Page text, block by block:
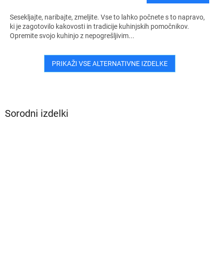
Sorodni izdelki
Sesekljajte, naribajte, zmeljite. Vse to lahko počnete s to napravo,
ki je zagotovilo kakovosti in tradicije kuhinjskih pomočnikov.
Opremite svojo kuhinjo z nepogrešljivim...
PRIKAŽI VSE ALTERNATIVNE IZDELKE